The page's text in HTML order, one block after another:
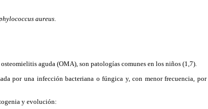
aureus.
aguda (OMA), son patologías comunes en los niños (1,7).
por una infección bacteriana o fúngica y, con menor frecuencia, por
y evolución: